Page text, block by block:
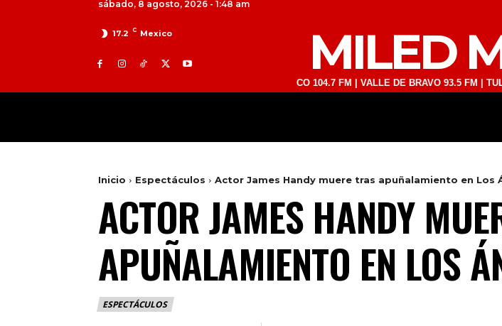
sábado, 8 agosto, 2026 - 1:48 am
17.2 C Mexico MILED
TOLUCA 98.9 FM | ATLACOMULCO 104.7 FM | VALLE DE BRAVO 93.5 FM |
Inicio Espectáculos Actor James Handy muere tras apuñalamiento en Los
ACTOR JAMES HANDY
APUÑALAMIENTO EN LOS
ESPECTÁCULOS